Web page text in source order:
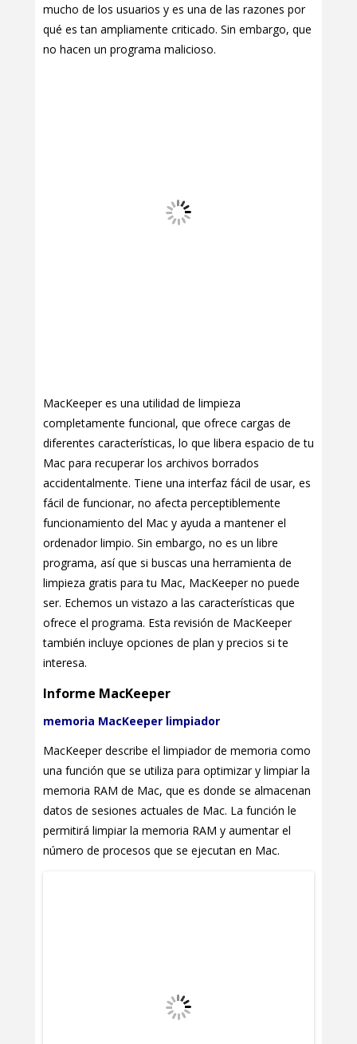
mucho de los usuarios y es una de las razones por
qué es tan ampliamente criticado. Sin embargo, que
no hacen un programa malicioso.
MacKeeper es una utilidad de limpieza
completamente funcional, que ofrece cargas de
diferentes características, lo que libera espacio de tu
Mac para recuperar los archivos borrados
accidentalmente. Tiene una interfaz fácil de usar, es
fácil de funcionar, no afecta perceptiblemente
funcionamiento del Mac y ayuda a mantener el
ordenador limpio. Sin embargo, no es un libre
programa, así que si buscas una herramienta de
limpieza gratis para tu Mac, MacKeeper no puede
ser. Echemos un vistazo a las características que
ofrece el programa. Esta revisión de MacKeeper
también incluye opciones de plan y precios si te
interesa.
Informe MacKeeper
memoria MacKeeper limpiador
MacKeeper describe el limpiador de memoria como
una función que se utiliza para optimizar y limpiar la
memoria RAM de Mac, que es donde se almacenan
datos de sesiones actuales de Mac. La función le
permitirá limpiar la memoria RAM y aumentar el
número de procesos que se ejecutan en Mac.